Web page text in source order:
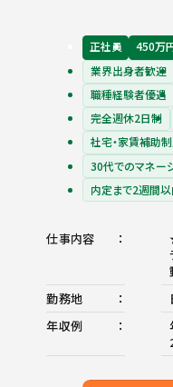
正社員 450万
業界出身者歓迎
職種経験者優遇
完全週休2日制
社宅・家賃補助
30代でのマネー
内定まで2週間
仕事内容
勤務地
年収例